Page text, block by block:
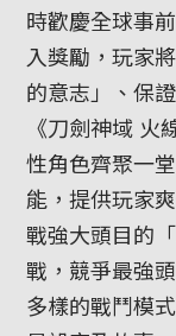
時歡慶全球事
入獎勵，玩家
的意志」、保
《刀劍神域 火
性角色齊聚一
能，提供玩家
戰強大頭目的
戰，競爭最強
多樣的戰鬥模